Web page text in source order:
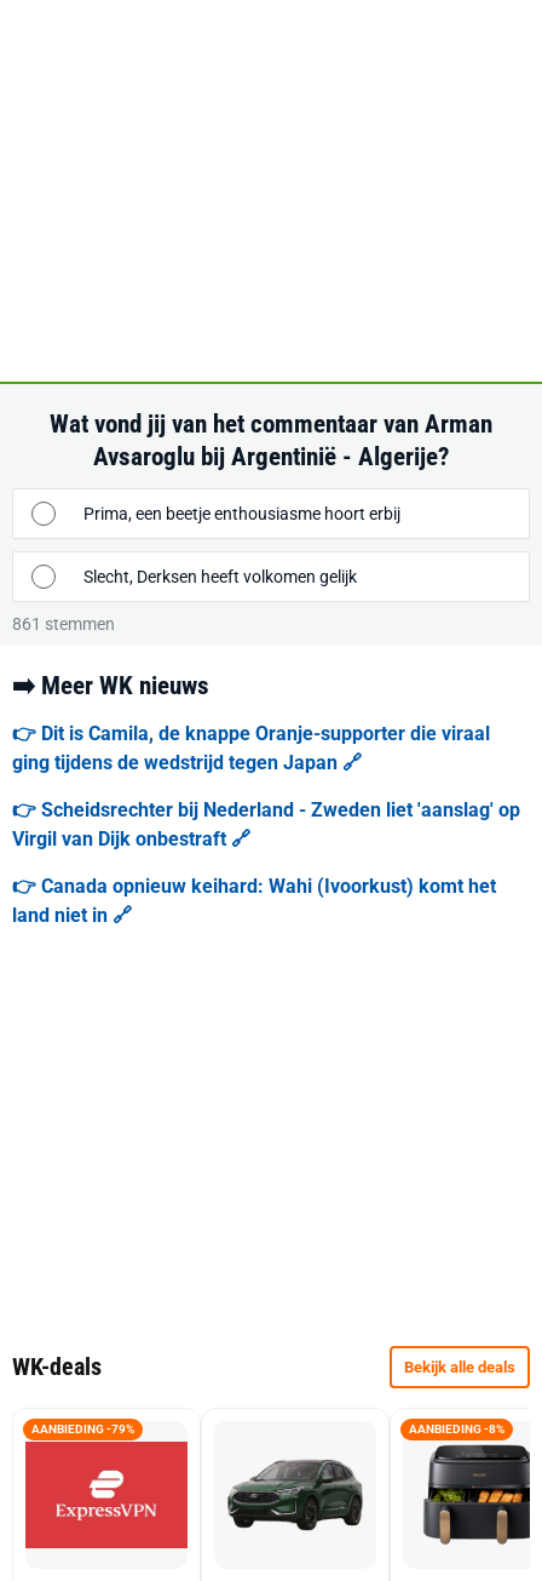
Wat vond jij van het commentaar van Arman
Avsaroglu bij Argentinië - Algerije?
Prima, een beetje enthousiasme hoort erbij
Slecht, Derksen heeft volkomen gelijk
861 stemmen
➡️ Meer WK nieuws
👉 Dit is Camila, de knappe Oranje-supporter die viraal
ging tijdens de wedstrijd tegen Japan 🔗
👉 Scheidsrechter bij Nederland - Zweden liet 'aanslag' op
Virgil van Dijk onbestraft 🔗
👉 Canada opnieuw keihard: Wahi (Ivoorkust) komt het
land niet in 🔗
WK-deals Bekijk alle deals
AANBIEDING -79% AANBIEDING -8%